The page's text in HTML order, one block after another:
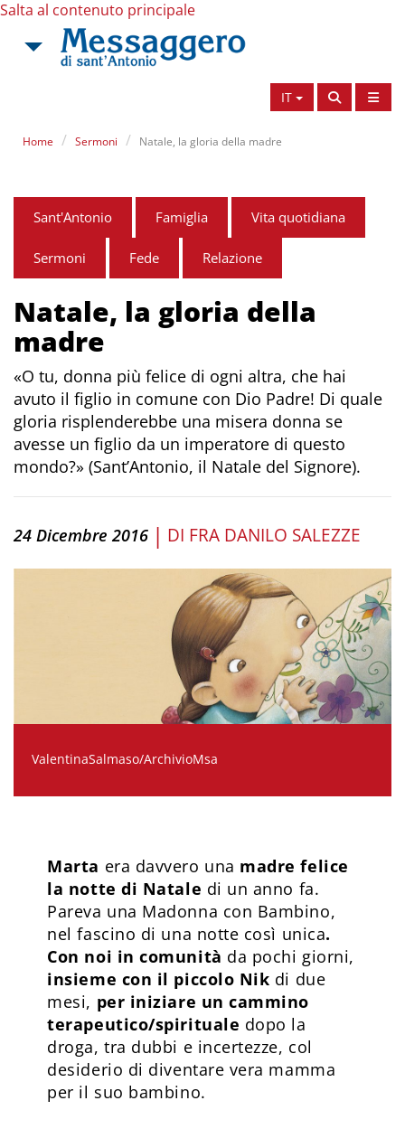
Salta al contenuto principale
IT
Home Sermoni Natale, la gloria della madre
Sant'Antonio Famiglia Vita quotidiana
Sermoni Fede Relazione
Natale, la gloria della
madre
«O tu, donna più felice di ogni altra, che hai
avuto il figlio in comune con Dio Padre! Di quale
gloria risplenderebbe una misera donna se
avesse un figlio da un imperatore di questo
mondo?» (Sant’Antonio, il Natale del Signore).
24 Dicembre 2016 | DI FRA DANILO SALEZZE
ValentinaSalmaso/ArchivioMsa
Marta era davvero una madre felice
la notte di Natale di un anno fa.
Pareva una Madonna con Bambino,
nel fascino di una notte così unica.
Con noi in comunità da pochi giorni,
insieme con il piccolo Nik di due
mesi, per iniziare un cammino
terapeutico/spirituale dopo la
droga, tra dubbi e incertezze, col
desiderio di diventare vera mamma
per il suo bambino.